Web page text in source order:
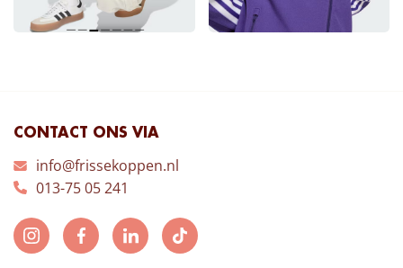
CONTACT ONS VIA
info@frissekoppen.nl
013-75 05 241